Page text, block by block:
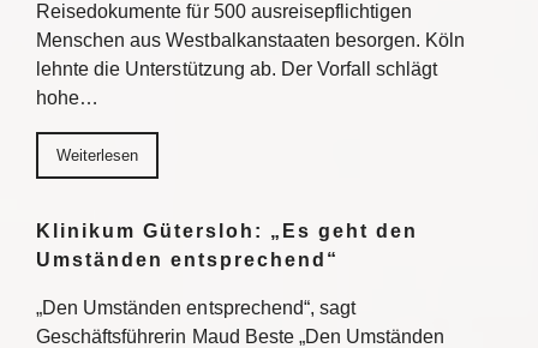
Reisedokumente für 500 ausreisepflichtigen
Menschen aus Westbalkanstaaten besorgen. Köln
lehnte die Unterstützung ab. Der Vorfall schlägt
hohe…
Weiterlesen
Klinikum Gütersloh: „Es geht den
Umständen entsprechend“
„Den Umständen entsprechend“, sagt
Geschäftsführerin Maud Beste „Den Umständen